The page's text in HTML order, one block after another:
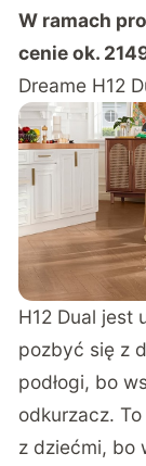
W ramach
cenie ok.
Dreame H12
H12 Dual jest
pozbyć się z
podłogi, bo
odkurzacz.
z dziećmi, bo